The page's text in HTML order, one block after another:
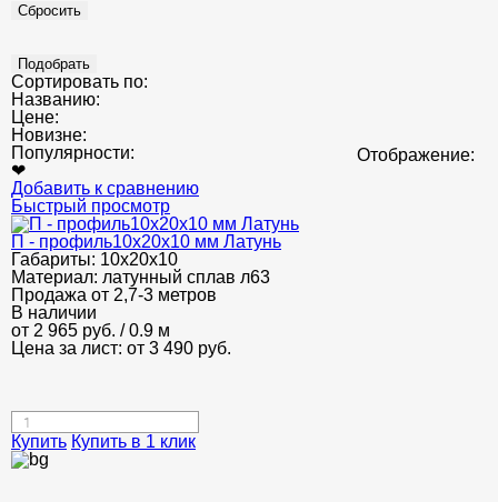
Сортировать по:
Названию:
Цене:
Новизне:
Популярности:
Отображение:
❤
Добавить к сравнению
Быстрый просмотр
П - профиль10х20х10 мм Латунь
Габариты: 10х20х10
Материал: латунный сплав л63
Продажа от 2,7-3 метров
В наличии
от 2 965 руб. / 0.9 м
Цена за лист: от 3 490 руб.
Купить Купить в 1 клик